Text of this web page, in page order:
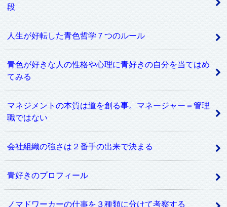
段
人生が好転した青色哲学７つのルール
青色が好きな人の性格や心理に青好きの自分を当てはめ
てみる
マネジメントの本質は道を創る事。マネージャー＝管理
職ではない
会社組織の強さは２番手の出来で決まる
青好きのプロフィール
ノマドワーカーの仕事を３種類に分けて考察する